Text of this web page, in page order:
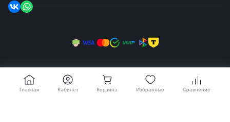
Главная Кабинет Корзина Избранные Сравнение